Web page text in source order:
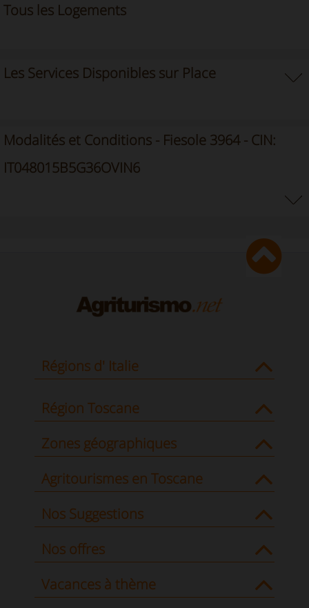
Tous les Logements
Les Services Disponibles sur Place
Modalités et Conditions - Fiesole 3964 - CIN:
IT048015B5G36OVIN6
Régions d' Italie
Région Toscane
Zones géographiques
Agritourismes en Toscane
Nos Suggestions
Nos offres
Vacances à thème